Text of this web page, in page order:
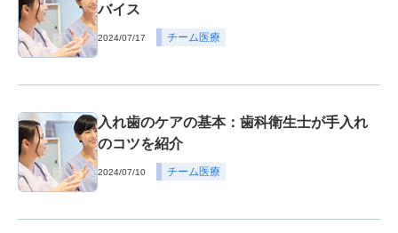
バイス
2024/07/17 チーム医療
入れ歯のケアの基本：歯科衛生士が手入れ
のコツを紹介
2024/07/10 チーム医療